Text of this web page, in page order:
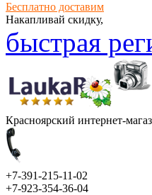
Бесплатно доставим
Накапливай скидку,
быстрая
Красноярский интернет-
+7-391-215-11-02
+7-923-354-36-04